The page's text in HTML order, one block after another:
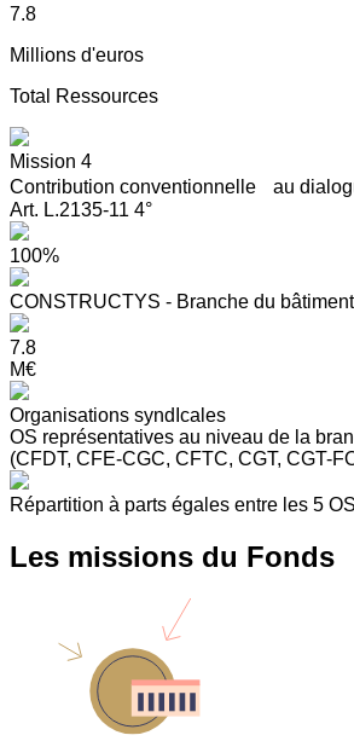
7.8
Millions d'euros
Total Ressources
Mission 4
Contribution conventionnelle au
Art. L.2135-11 4°
100%
CONSTRUCTYS - Branche du bâtiment
7.8
M€
Organisations syndIcales
OS représentatives au niveau de la
(CFDT, CFE-CGC, CFTC, CGT, CGT-
Répartition à parts égales entre les 5 OS
Les missions du Fonds